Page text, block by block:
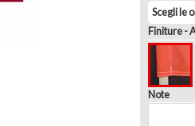
Scegli le
Finiture-
Note